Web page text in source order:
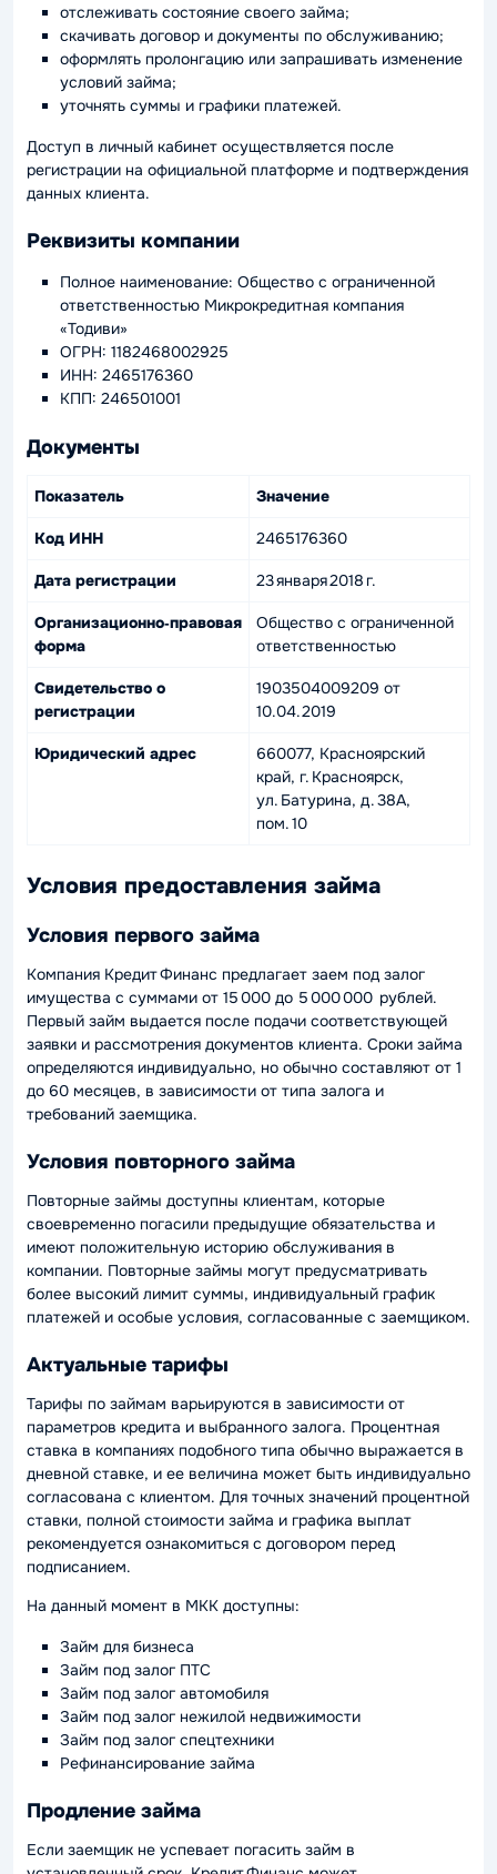
отслеживать состояние своего займа;
скачивать договор и документы по обслуживанию;
оформлять пролонгацию или запрашивать изменение
условий займа;
уточнять суммы и графики платежей.
Доступ в личный кабинет осуществляется после
регистрации на официальной платформе и подтверждения
данных клиента.
Реквизиты компании
Полное наименование: Общество с ограниченной
ответственностью Микрокредитная компания
«Тодиви»
ОГРН: 1182468002925
ИНН: 2465176360
КПП: 246501001
Документы
Показатель Значение
Код ИНН 2465176360
Дата регистрации 23 января 2018 г.
Организационно‑правовая
форма
Общество с ограниченной
ответственностью
Свидетельство о
регистрации
1903504009209 от
10.04.2019
Юридический адрес
660077, Красноярский
край, г. Красноярск,
ул. Батурина, д. 38А,
пом. 10
Условия предоставления займа
Условия первого займа
Компания Кредит Финанс предлагает заем под залог
имущества с суммами от 15 000 до 5 000 000 рублей.
Первый займ выдается после подачи соответствующей
заявки и рассмотрения документов клиента. Сроки займа
определяются индивидуально, но обычно составляют от 1
до 60 месяцев, в зависимости от типа залога и
требований заемщика.
Условия повторного займа
Повторные займы доступны клиентам, которые
своевременно погасили предыдущие обязательства и
имеют положительную историю обслуживания в
компании. Повторные займы могут предусматривать
более высокий лимит суммы, индивидуальный график
платежей и особые условия, согласованные с заемщиком.
Актуальные тарифы
Тарифы по займам варьируются в зависимости от
параметров кредита и выбранного залога. Процентная
ставка в компаниях подобного типа обычно выражается в
дневной ставке, и ее величина может быть индивидуально
согласована с клиентом. Для точных значений процентной
ставки, полной стоимости займа и графика выплат
рекомендуется ознакомиться с договором перед
подписанием.
На данный момент в МКК доступны:
Займ для бизнеса
Займ под залог ПТС
Займ под залог автомобиля
Займ под залог нежилой недвижимости
Займ под залог спецтехники
Рефинансирование займа
Продление займа
Если заемщик не успевает погасить займ в